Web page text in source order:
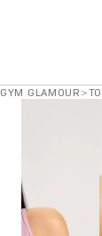
GYM GLAMOUR >